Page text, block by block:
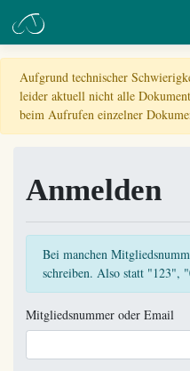
Aufgrund technischer
leider aktuell nicht alle
beim Aufrufen einzelner
Anmelden
Bei manchen
schreiben. Also statt "123",
Mitgliedsnummer oder Email